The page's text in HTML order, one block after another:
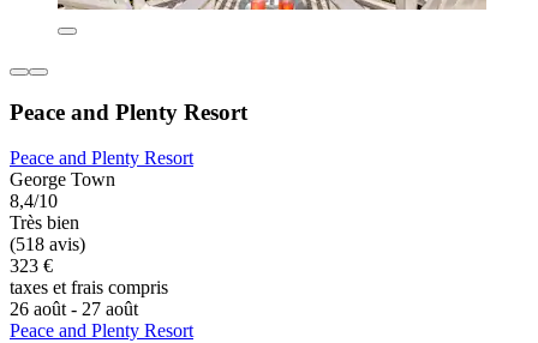
Peace and Plenty Resort
Peace and Plenty Resort
George Town
8,4/10
Très bien
(518 avis)
323 €
taxes et frais compris
26 août - 27 août
Peace and Plenty Resort